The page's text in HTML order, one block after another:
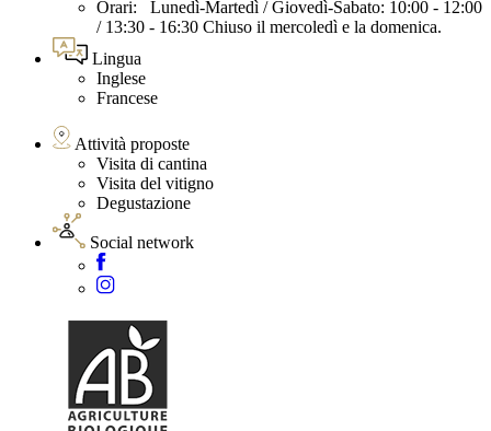
Orari: Lunedì-Martedì / Giovedì-Sabato: 10:00 - 12:00
/ 13:30 - 16:30 Chiuso il mercoledì e la domenica.
Lingua
Inglese
Francese
Attività proposte
Visita di cantina
Visita del vitigno
Degustazione
Social network